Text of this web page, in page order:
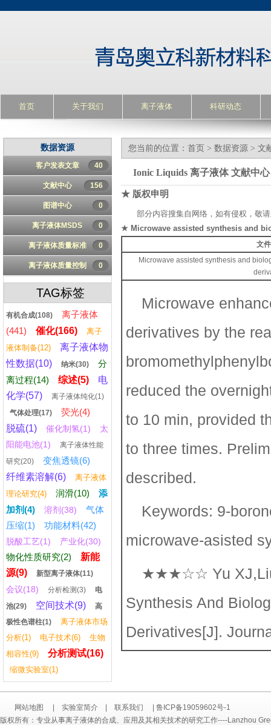
首页 关于我们 离子液体 科研动态
数据资源
客户发表文章 40
文献中心 156
图谱中心 0
离子液体MSDS 0
离子液体质量标准 0
离子液体质量控制 0
TAG标签
有机合成(108)
离子液体
(441)
催化(166)
离子
液体制备(12)
离子液体物
性数据(10)
纳米(30)
分
离过程(14)
综述(5)
电
化学(57)
离子液体纯化(1)
气体处理(17)
荧光(4)
脱硫(1)
催化制氢(1)
太
阳能电池(1)
离子液体性能
研究(20)
变焦透镜(6)
纤维素溶解(6)
离子液体
理论研究(4)
润滑(10)
添
加剂(4)
溶剂(38)
气体
压缩(1)
功能材料(42)
脱酸工艺(1) 产业化(30)
物化性质研究(2)
新能
源(9)
新型离子液体(11)
会议(18) 分析检测(3)
电
池(29)
空间技术(9)
高
极性色谱柱(1)
离子液体市场
分析(1)
电子技术(6)
生物
相容性(9)
分析测试(16)
缩微实验室(1)
您当前的位置： 首页 > 数据资源 > 文
Ionic Liquids 离子液体 文献中心
★ 版权申明
部分内容搜集自网络，如有侵权，敬
★ Microwave assisted synthesis and
文
Microwave assisted synthesis and
Microwave
derivatives by the
reduced the
to 10 min, provided
to three times.
described.
Keywords: 9-
microwave-asisted
★★★☆☆ Yu XJ,Liu
Synthesis And
Derivatives[J].
网站地图 实验室简介 联系我们
鲁ICP备19059602号-1
版权所有：专业从事离子液体的合成、应用及其相关技术的研究工作----Lanzhou